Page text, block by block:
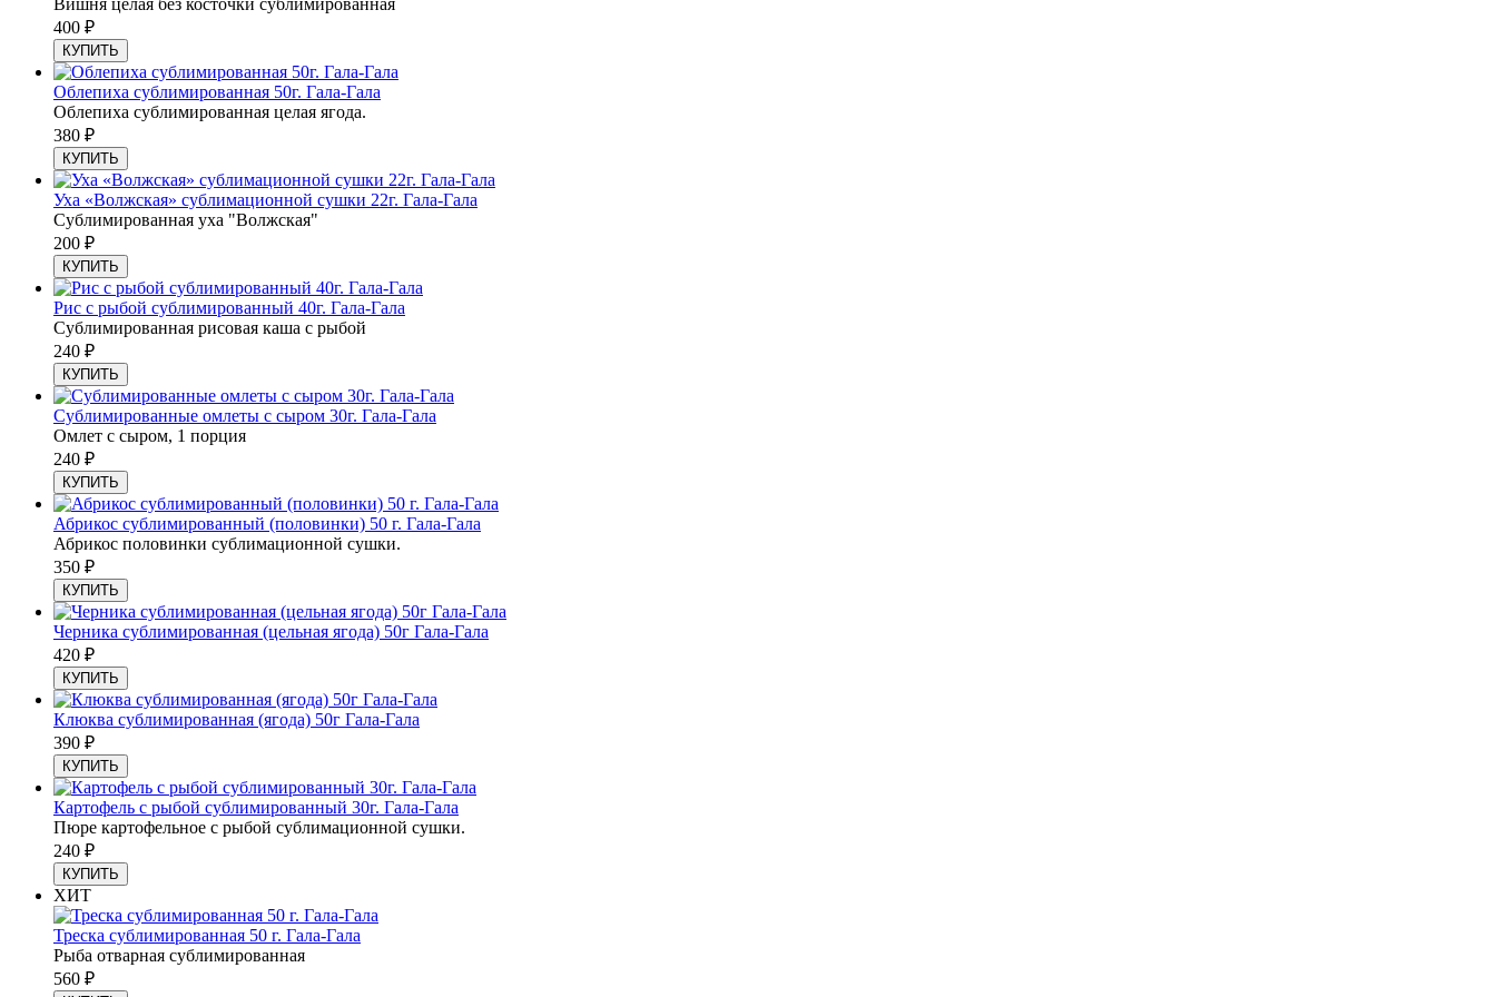
Вишня целая без косточки сублимированная
400 ₽
КУПИТЬ
Облепиха сублимированная 50г. Гала-Гала
Облепиха сублимированная целая ягода.
380 ₽
КУПИТЬ
Уха «Волжская» сублимационной сушки 22г. Гала-Гала
Сублимированная уха "Волжская"
200 ₽
КУПИТЬ
Рис с рыбой сублимированный 40г. Гала-Гала
Сублимированная рисовая каша с рыбой
240 ₽
КУПИТЬ
Сублимированные омлеты с сыром 30г. Гала-Гала
Омлет с сыром, 1 порция
240 ₽
КУПИТЬ
Абрикос сублимированный (половинки) 50 г. Гала-Гала
Абрикос половинки сублимационной сушки.
350 ₽
КУПИТЬ
Черника сублимированная (цельная ягода) 50г Гала-Гала
420 ₽
КУПИТЬ
Клюква сублимированная (ягода) 50г Гала-Гала
390 ₽
КУПИТЬ
Картофель с рыбой сублимированный 30г. Гала-Гала
Пюре картофельное с рыбой сублимационной сушки.
240 ₽
КУПИТЬ
ХИТ
Треска сублимированная 50 г. Гала-Гала
Рыба отварная сублимированная
560 ₽